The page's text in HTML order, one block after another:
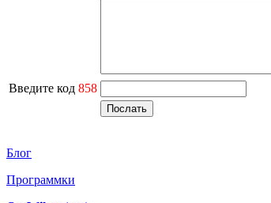
Введите код 858
Блог
Программки